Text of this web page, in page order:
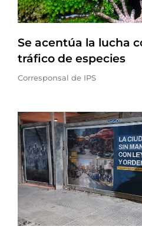
Se acentúa la lucha
tráfico de especies
Corresponsal de IPS